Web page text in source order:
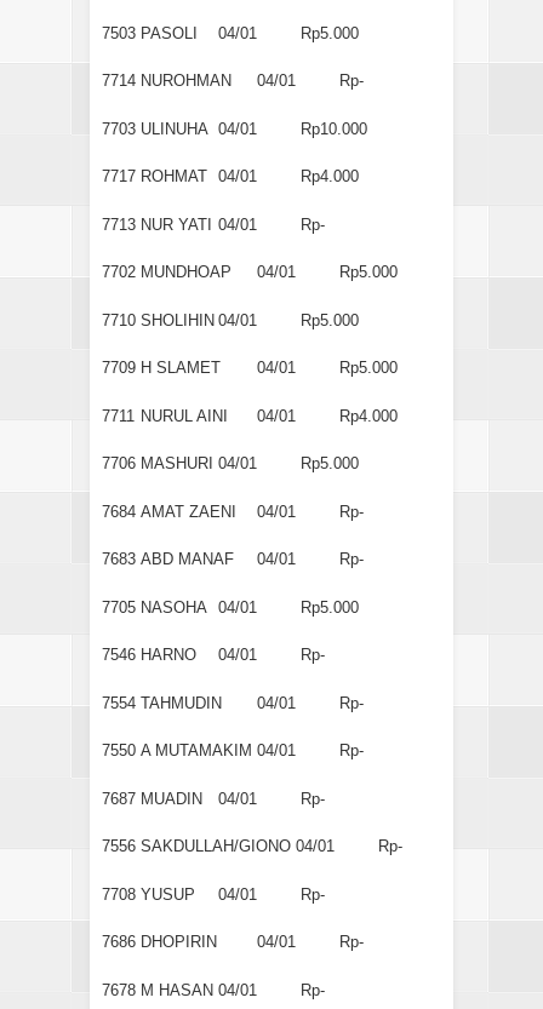
7503 PASOLI 04/01 Rp5.000
7714 NUROHMAN 04/01 Rp-
7703 ULINUHA 04/01 Rp10.000
7717 ROHMAT 04/01 Rp4.000
7713 NUR YATI 04/01 Rp-
7702 MUNDHOAP 04/01 Rp5.000
7710 SHOLIHIN 04/01 Rp5.000
7709 H SLAMET 04/01 Rp5.000
7711 NURUL AINI 04/01 Rp4.000
7706 MASHURI 04/01 Rp5.000
7684 AMAT ZAENI 04/01 Rp-
7683 ABD MANAF 04/01 Rp-
7705 NASOHA 04/01 Rp5.000
7546 HARNO 04/01 Rp-
7554 TAHMUDIN 04/01 Rp-
7550 A MUTAMAKIM 04/01 Rp-
7687 MUADIN 04/01 Rp-
7556 SAKDULLAH/GIONO 04/01 Rp-
7708 YUSUP 04/01 Rp-
7686 DHOPIRIN 04/01 Rp-
7678 M HASAN 04/01 Rp-